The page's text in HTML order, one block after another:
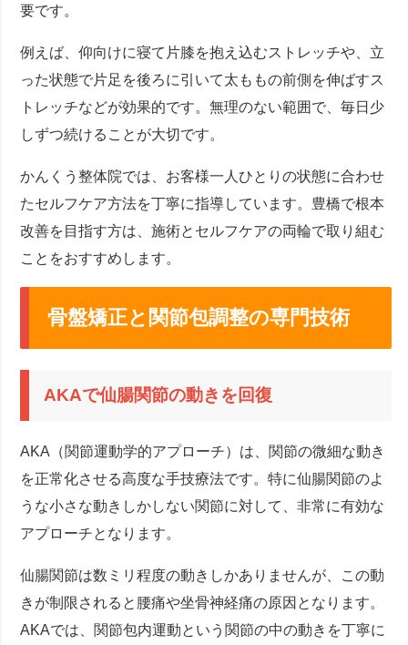
要です。
例えば、仰向けに寝て片膝を抱え込むストレッチや、立
った状態で片足を後ろに引いて太ももの前側を伸ばすス
トレッチなどが効果的です。無理のない範囲で、毎日少
しずつ続けることが大切です。
かんくう整体院では、お客様一人ひとりの状態に合わせ
たセルフケア方法を丁寧に指導しています。豊橋で根本
改善を目指す方は、施術とセルフケアの両輪で取り組む
ことをおすすめします。
骨盤矯正と関節包調整の専門技術
AKAで仙腸関節の動きを回復
AKA（関節運動学的アプローチ）は、関節の微細な動き
を正常化させる高度な手技療法です。特に仙腸関節のよ
うな小さな動きしかしない関節に対して、非常に有効な
アプローチとなります。
仙腸関節は数ミリ程度の動きしかありませんが、この動
きが制限されると腰痛や坐骨神経痛の原因となります。
AKAでは、関節包内運動という関節の中の動きを丁寧に